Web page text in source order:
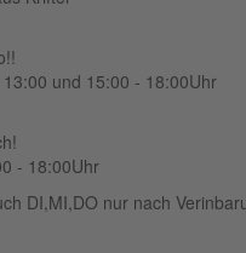
und 15:00 - 18:00Uhr
- 18:00Uhr
DI,MI,DO nur nach